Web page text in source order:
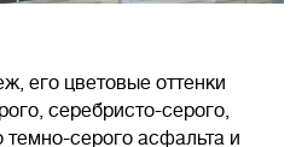
его цветовые оттенки
серебристо-серого,
темно-серого асфальта и